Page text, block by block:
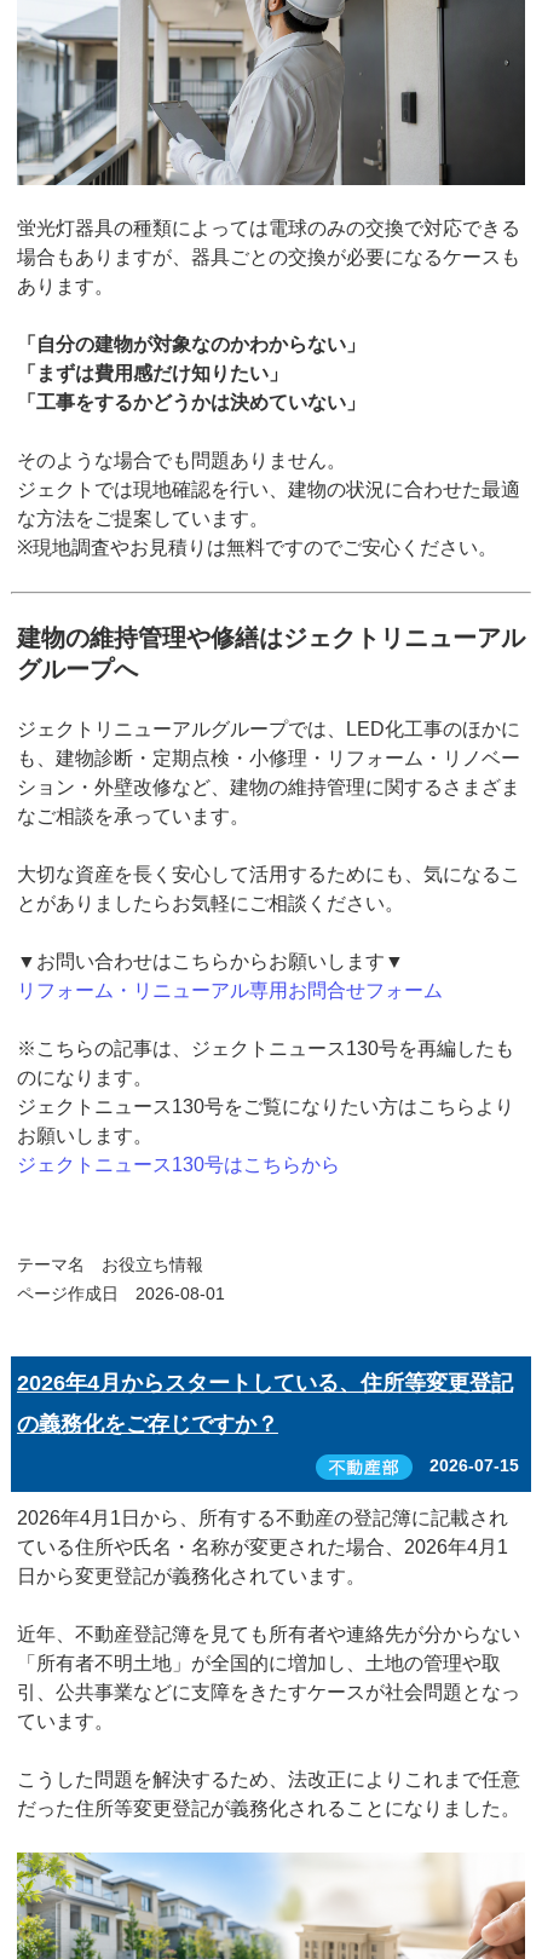
蛍光灯器具の種類によっては電球のみの交換で対応できる
場合もありますが、器具ごとの交換が必要になるケースも
あります。
「自分の建物が対象なのかわからない」
「まずは費用感だけ知りたい」
「工事をするかどうかは決めていない」
そのような場合でも問題ありません。
ジェクトでは現地確認を行い、建物の状況に合わせた最適
な方法をご提案しています。
※現地調査やお見積りは無料ですのでご安心ください。
建物の維持管理や修繕はジェクトリニューアル
グループへ
ジェクトリニューアルグループでは、LED化工事のほかに
も、建物診断・定期点検・小修理・リフォーム・リノベー
ション・外壁改修など、建物の維持管理に関するさまざま
なご相談を承っています。
大切な資産を長く安心して活用するためにも、気になるこ
とがありましたらお気軽にご相談ください。
▼お問い合わせはこちらからお願いします▼
リフォーム・リニューアル専用お問合せフォーム
※こちらの記事は、ジェクトニュース130号を再編したも
のになります。
ジェクトニュース130号をご覧になりたい方はこちらより
お願いします。
ジェクトニュース130号はこちらから
テーマ名 お役立ち情報
ページ作成日 2026-08-01
2026年4月からスタートしている、住所等変更登記
の義務化をご存じですか？
2026-07-15
2026年4月1日から、
所有する不動産の登記簿に記載され
ている住所や氏名・名称が変更された場合、2026年4月1
日から変更登記が義務化されています。
近年、不動産登記簿を見ても所有者や連絡先が分からない
「所有者不明土地」が全国的に増加し、土地の管理や取
引、公共事業などに支障をきたすケースが社会問題となっ
ています。
こうした問題を解決するため、法改正によりこれまで任意
だった住所等変更登記が義務化されることになりました。